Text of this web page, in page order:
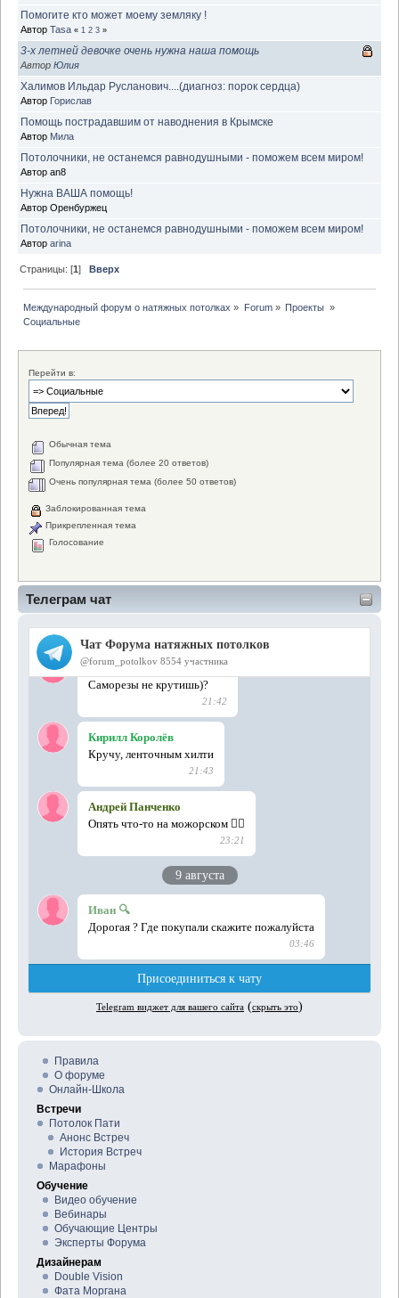
Телеграм чат
Правила
О форуме
Онлайн-Школа
Встречи
Потолок Пати
Анонс Встреч
История Встреч
Марафоны
Обучение
Видео обучение
Вебинары
Обучающие Центры
Эксперты Форума
Дизайнерам
Double Vision
Фата Моргана
Помогите кто может моему земляку !
Автор Tasa « 1 2 3 »
3-х летней девочке очень нужна наша помощь
Автор Юлия
Халимов Ильдар Русланович....(диагноз: порок сердца)
Автор Горислав
Помощь пострадавшим от наводнения в Крымске
Автор Мила
Потолочники, не останемся равнодушными - поможем всем миром!
Автор an8
Нужна ВАША помощь!
Автор Оренбуржец
Потолочники, не останемся равнодушными - поможем всем миром!
Автор arina
Страницы: [1] Вверх
Международный форум о натяжных потолках » Forum» Проекты »
Социальные
Перейти в:
Обычная тема
Популярная тема (более 20 ответов)
Очень популярная тема (более 50 ответов)
Заблокированная тема
Прикрепленная тема
Голосование